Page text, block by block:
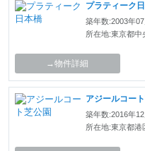
プラティーク
築年数:2003年
所在地:東京都中
→物件詳細
アジールコー
築年数:2016年
所在地:東京都港